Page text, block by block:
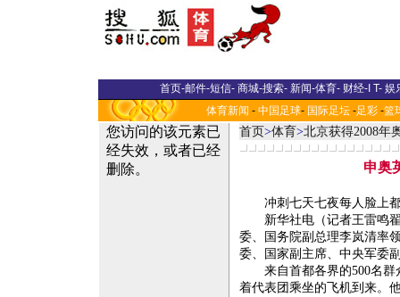
首页-邮件-短信- 商城-搜索- 新闻-体育- 财经-I T- 娱
体育新闻 - 中国足球- 国际足坛 -足彩 -篮
首页>体育>北京获得2008年
申奥
冲刺七天七夜每人脸上都
新华社电（记者王雷鸣翟
委、国务院副总理李岚清率
委、国家副主席、中央军委
来自首都各界的500名群
着代表团乘坐的飞机到来。